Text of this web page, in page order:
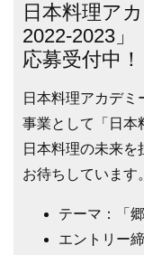
日本料理ア
2022-2023」
応募受付中！
日本料理アカデ
事業として「日本
日本料理の未来
お待ちしています。
テーマ：「
エントリー